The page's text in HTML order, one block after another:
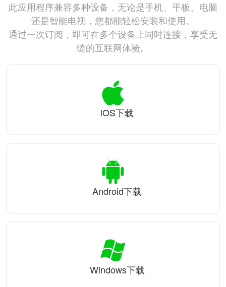
此应用程序兼容多种设备，无论是手机、平板、电脑
还是智能电视，您都能轻松安装和使用。
通过一次订阅，即可在多个设备上同时连接，享受无
缝的互联网体验。
iOS下载
Android下载
Windows下载